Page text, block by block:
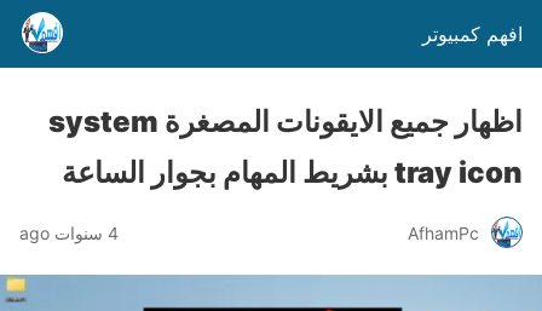
افهم كمبيوتر
اظهار جميع الايقونات المصغرة system
tray icon بشريط المهام بجوار الساعة
AfhamPc 4 سنوات ago